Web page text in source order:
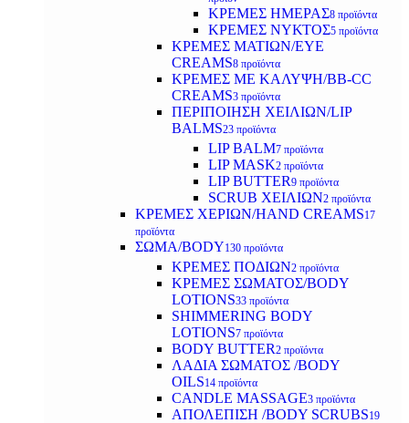
ΚΡΕΜΕΣ ΗΜΕΡΑΣ8 προϊόντα
ΚΡΕΜΕΣ ΝΥΚΤΟΣ5 προϊόντα
ΚΡΕΜΕΣ ΜΑΤΙΩΝ/EYE
CREAMS8 προϊόντα
ΚΡΕΜΕΣ ΜΕ ΚΑΛΥΨΗ/BB-CC
CREAMS3 προϊόντα
ΠΕΡΙΠΟΙΗΣΗ ΧΕΙΛΙΩΝ/LIP
BALMS23 προϊόντα
LIP BALM7 προϊόντα
LIP MASK2 προϊόντα
LIP BUTTER9 προϊόντα
SCRUB ΧΕΙΛΙΩΝ2 προϊόντα
ΚΡΕΜΕΣ ΧΕΡΙΩΝ/HAND CREAMS17
προϊόντα
ΣΩΜΑ/BODY130 προϊόντα
ΚΡΕΜΕΣ ΠΟΔΙΩΝ2 προϊόντα
ΚΡΕΜΕΣ ΣΩΜΑΤΟΣ/BODY
LOTIONS33 προϊόντα
SHIMMERING BODY
LOTIONS7 προϊόντα
BODY BUTTER2 προϊόντα
ΛΑΔΙΑ ΣΩΜΑΤΟΣ /BODY
OILS14 προϊόντα
CANDLE MASSAGE3 προϊόντα
ΑΠΟΛΕΠΙΣΗ /BODY SCRUBS19